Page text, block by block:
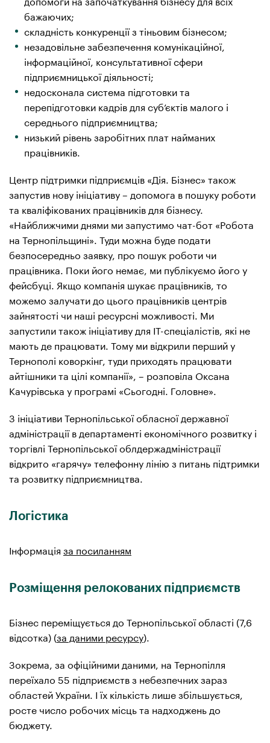
бажаючих;
складність конкуренції з тіньовим бізнесом;
незадовільне забезпечення комунікаційної,
інформаційної, консультативної сфери
підприємницької діяльності;
недосконала система підготовки та
перепідготовки кадрів для суб’єктів малого і
середнього підприємництва;
низький рівень заробітних плат найманих
працівників.
Центр підтримки підприємців «Дія. Бізнес» також
запустив нову ініціативу – допомога в пошуку роботи
та кваліфікованих працівників для бізнесу.
«Найближчими днями ми запустимо чат-бот «Робота
на Тернопільщині». Туди можна буде подати
безпосередньо заявку, про пошук роботи чи
працівника. Поки його немає, ми публікуємо його у
фейсбуці. Якщо компанія шукає працівників, то
можемо залучати до цього працівників центрів
зайнятості чи наші ресурсні можливості. Ми
запустили також ініціативу для ІТ-спеціалістів, які не
мають де працювати. Тому ми відкрили перший у
Тернополі коворкінг, туди приходять працювати
айтішники та цілі компанії», – розповіла Оксана
Качурівська у програмі «Сьогодні. Головне».
З ініціативи Тернопільської обласної державної
адміністрації в департаменті економічного розвитку і
торгівлі Тернопільської облдержадміністрації
відкрито «гарячу» телефонну лінію з питань підтримки
та розвитку підприємництва.
Логістика
Інформація за посиланням
Розміщення релокованих підприємств
Бізнес переміщується до Тернопільської області (7,6
відсотка) (за даними ресурсу).
Зокрема, за офіційними даними, на Тернопілля
переїхало 55 підприємств з небезпечних зараз
областей України. І їх кількість лише збільшується,
росте число робочих місць та надходжень до
бюджету.